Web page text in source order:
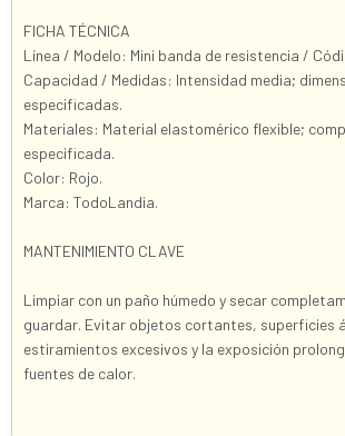
FICHA TÉCNICA
Línea / Modelo: Mini banda de resistencia /
Capacidad / Medidas: Intensidad media;
especificadas.
Materiales: Material elastomérico flexible;
especificada.
Color: Rojo.
Marca: TodoLandia.
MANTENIMIENTO CLAVE
Limpiar con un paño húmedo y secar
guardar. Evitar objetos cortantes, superficies
estiramientos excesivos y la exposición
fuentes de calor.